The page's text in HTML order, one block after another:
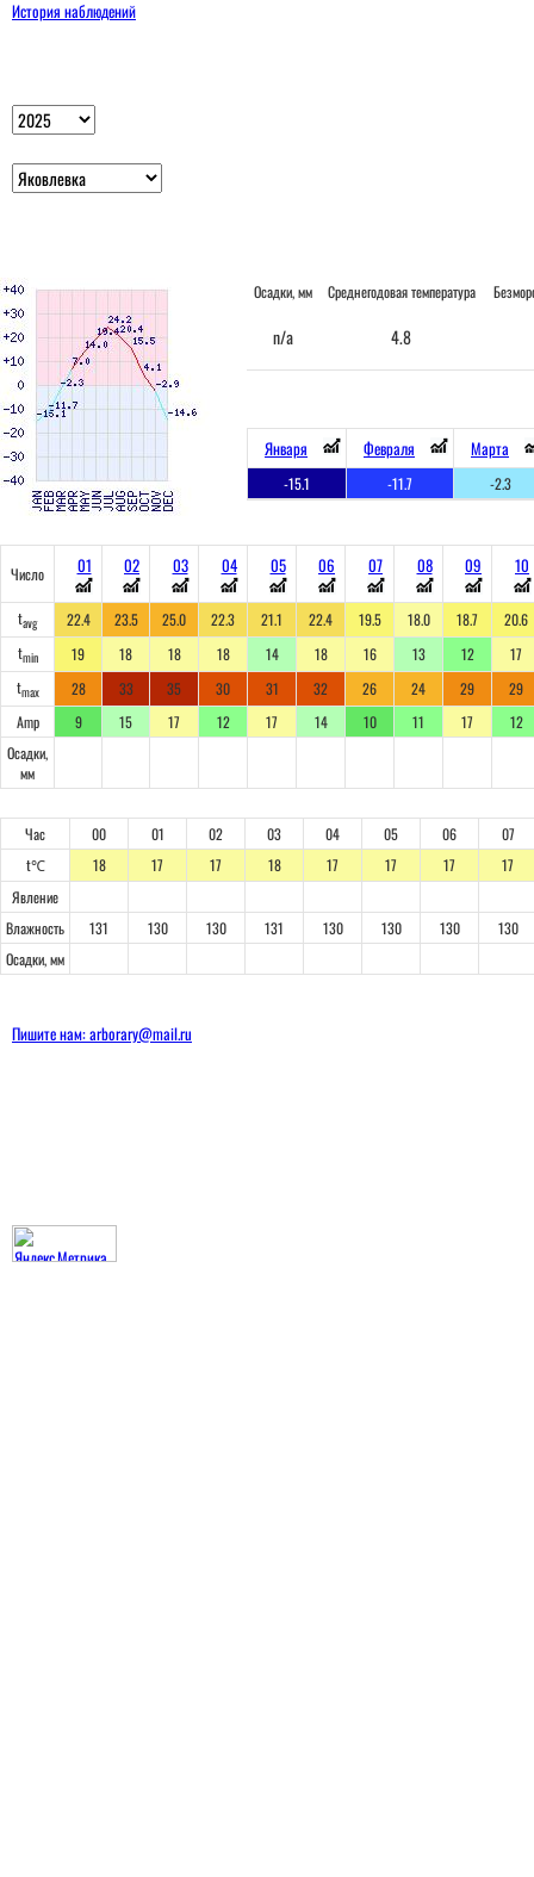
История наблюдений
Осадки, мм Среднегодовая температура
n/a 4.8
Января Февраля Марта
-15.1 -11.7 -2.3
Число 01 02 03 04 05 06 07 08 09 10
tavg 22.4 23.5 25.0 22.3 21.1 22.4 19.5 18.0 18.7
20.6
tmin 19 18 18 18 14 18 16 13 12
17
tmax 28 33 35 30 31 32 26 24 29
29
Amp
9 15 17 12 17 14 10 11 17
12
Осадки,
мм
Час 00 01 02 03 04 05 06
07
t℃
18 17 17 18 17 17 17
17
Явление
Влажность
131 130 130 131 130 130 130
130
Осадки, мм
Пишите нам: arborary@mail.ru